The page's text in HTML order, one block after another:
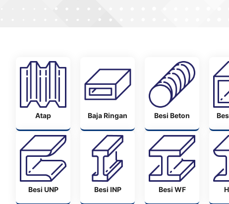
Atap Baja Ringan Besi Beton
Besi UNP Besi INP Besi WF